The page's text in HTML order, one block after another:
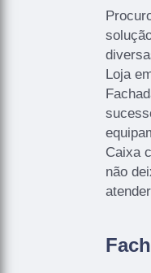
Loja
Caixa
não